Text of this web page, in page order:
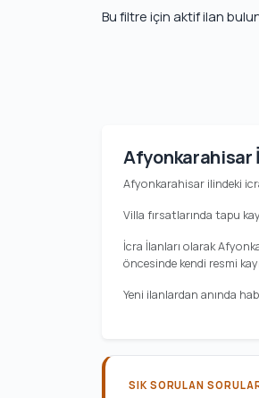
Bu filtre için aktif ilan
Afyonkarahisar
Afyonkarahisar ilindeki
Villa fırsatlarında tapu
İcra İlanları olarak
öncesinde kendi resmi
Yeni ilanlardan anında
SIK SORULAN